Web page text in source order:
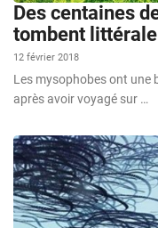
Des centaines
tombent
12 février 2018
Les mysophobes ont une
après avoir voyagé sur …